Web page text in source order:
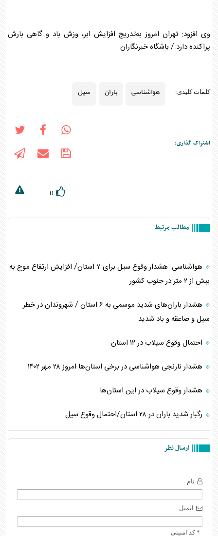
وی افزود: تهران امروز به‌تدریج افزایش ابر، وزش باد و گاهی بارش
پراکنده دارد./ باشگاه خبرنگاران
کلمات کلیدی: هواشناسی باران سیل
اشتراک گذاری:
0
مطالب مرتبط
هواشناسی: هشدار وقوع سیل برای ۷ استان/ افزایش ارتفاع موج به
بیش از ۲ متر در جنوب کشور
هشدار باران‌های شدید موسمی به ۶ استان / شهروندان در خطر
سیل و صاعقه و باد شدید
احتمال وقوع سیلاب در ۱۲ استان
هشدار نارنجی هواشناسی در برخی استان‌ها امروز ۲۸ مهر ۱۴۰۲
هشدار وقوع سیلاب در این استان‌ها
رگبار شدید باران در ۲۸ استان/احتمال وقوع سیل
ارسال نظر
نام
ایمیل
* کد امنیتی